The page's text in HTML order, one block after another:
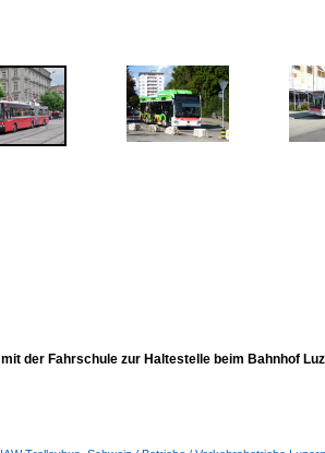
der Fahrschule zur Haltestelle beim Bahnhof